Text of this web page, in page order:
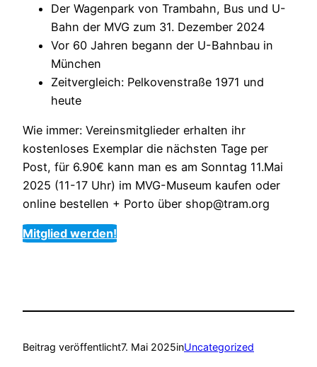
Der Wagenpark von Trambahn, Bus und U-
Bahn der MVG zum 31. Dezember 2024
Vor 60 Jahren begann der U-Bahnbau in
München
Zeitvergleich: Pelkovenstraße 1971 und
heute
Wie immer: Vereinsmitglieder erhalten ihr
kostenloses Exemplar die nächsten Tage per
Post, für 6.90€ kann man es am Sonntag 11.Mai
2025 (11-17 Uhr) im MVG-Museum kaufen oder
online bestellen + Porto über shop@tram.org
Mitglied werden!
Beitrag veröffentlicht7. Mai 2025inUncategorized